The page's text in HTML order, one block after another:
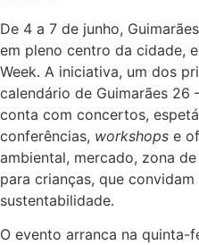
De 4 a 7 de junho,
em pleno centro da cidade,
Week. A iniciativa, um dos
calendário de Guimarães 26
conta com concertos,
conferências, workshops e
ambiental, mercado, zona
para crianças, que
sustentabilidade.
O evento arranca na quinta-